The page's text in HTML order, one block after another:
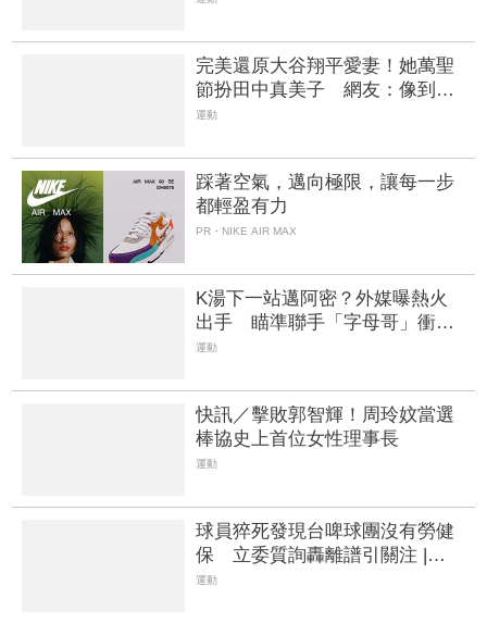
完美還原大谷翔平愛妻！她萬聖
節扮田中真美子 網友：像到不
行 | FTNN 新聞網
運動
踩著空氣，邁向極限，讓每一步
都輕盈有力
PR・NIKE AIR MAX
K湯下一站邁阿密？外媒曝熱火
出手 瞄準聯手「字母哥」衝擊
NBA總冠軍
運動
快訊／擊敗郭智輝！周玲妏當選
棒協史上首位女性理事長
運動
球員猝死發現台啤球團沒有勞健
保 立委質詢轟離譜引關注 |
FTNN 新聞網
運動